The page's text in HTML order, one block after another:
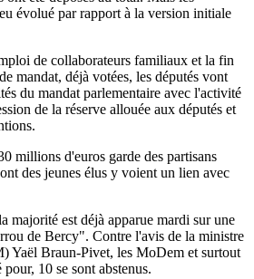
évolué par rapport à la version initiale
de collaborateurs familiaux et la fin
mandat, déjà votées, les députés vont
du mandat parlementaire avec l'activité
de la réserve allouée aux députés et
millions d'euros garde des partisans
des jeunes élus y voient un lien avec
majorité est déjà apparue mardi sur une
de Bercy". Contre l'avis de la ministre
Yaël Braun-Pivet, les MoDem et surtout
10 se sont abstenus.